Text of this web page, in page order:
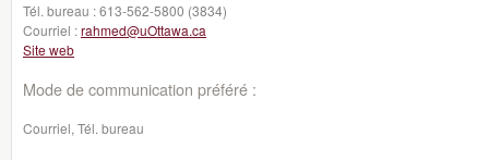
Tél. bureau :613-562-5800 (3834)
Courriel :rahmed@uOttawa.ca
Site web
Mode de communication préféré :
Courriel, Tél. bureau